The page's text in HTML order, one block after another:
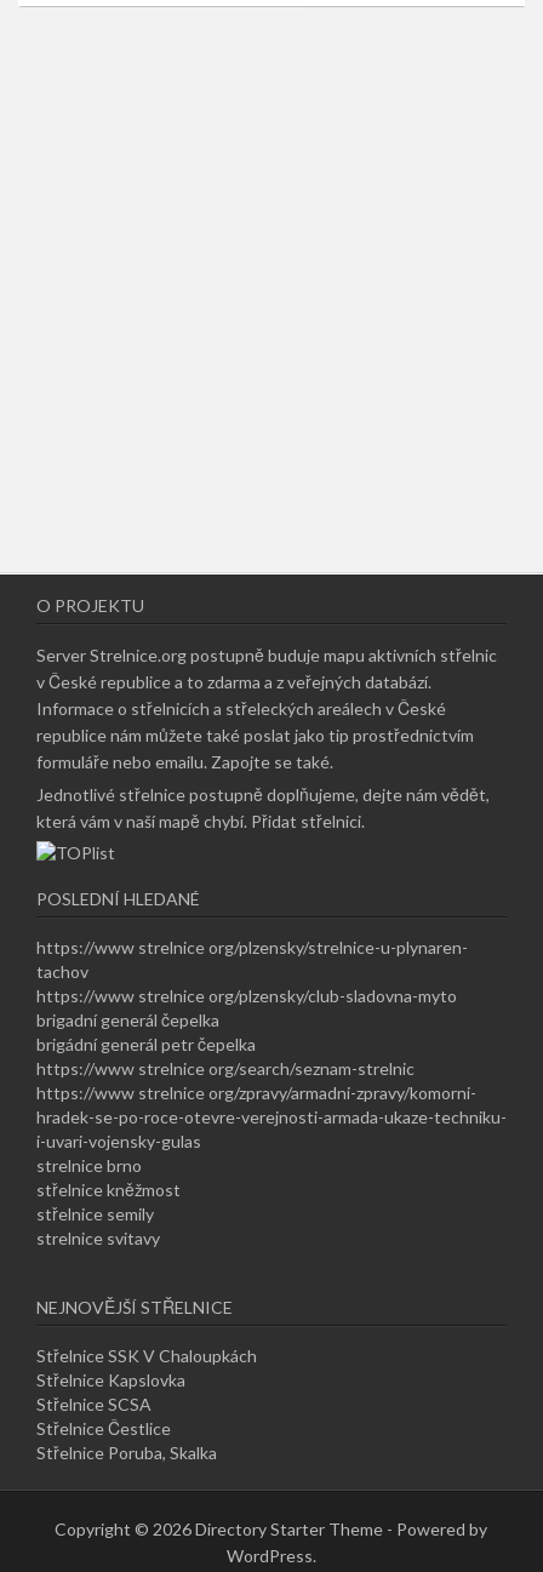
O PROJEKTU
Server Strelnice.org postupně buduje mapu aktivních střelnic
v České republice a to zdarma a z veřejných databází.
Informace o střelnicích a střeleckých areálech v České
republice nám můžete také poslat jako tip prostřednictvím
formuláře nebo emailu.Zapojte se také.
Jednotlivé střelnice postupně doplňujeme, dejte nám vědět,
která vám v naší mapě chybí. Přidat střelnici.
POSLEDNÍ HLEDANÉ
https://www strelnice org/plzensky/strelnice-u-plynaren-
tachov
https://www strelnice org/plzensky/club-sladovna-myto
brigadní generál čepelka
brigádní generál petr čepelka
https://www strelnice org/search/seznam-strelnic
https://www strelnice org/zpravy/armadni-zpravy/komorni-
hradek-se-po-roce-otevre-verejnosti-armada-ukaze-techniku-
i-uvari-vojensky-gulas
strelnice brno
střelnice kněžmost
střelnice semily
strelnice svitavy
NEJNOVĚJŠÍ STŘELNICE
Střelnice SSK V Chaloupkách
Střelnice Kapslovka
Střelnice SCSA
Střelnice Čestlice
Střelnice Poruba, Skalka
Copyright © 2026 Directory Starter Theme - Powered by
WordPress.